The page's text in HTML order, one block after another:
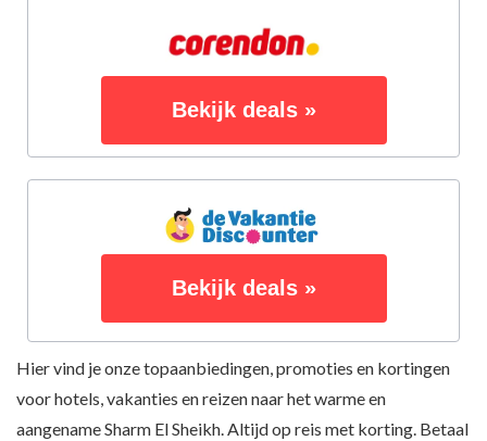
Bekijk deals »
Bekijk deals »
Hier vind je onze topaanbiedingen, promoties en kortingen
voor hotels, vakanties en reizen naar het warme en
aangename Sharm El Sheikh. Altijd op reis met korting. Betaal